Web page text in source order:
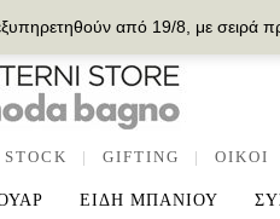
από 19/8, με σειρά
| GIFTING | OIKOI
ΕΙΔΗ ΜΠΑΝΙΟΥ